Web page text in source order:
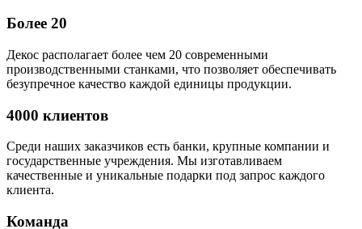
Более 20
Декос располагает более чем 20 современными
производственными станками, что позволяет обеспечивать
безупречное качество каждой единицы продукции.
4000 клиентов
Среди наших заказчиков есть банки, крупные компании и
государственные учреждения. Мы изготавливаем
качественные и уникальные подарки под запрос каждого
клиента.
Команда